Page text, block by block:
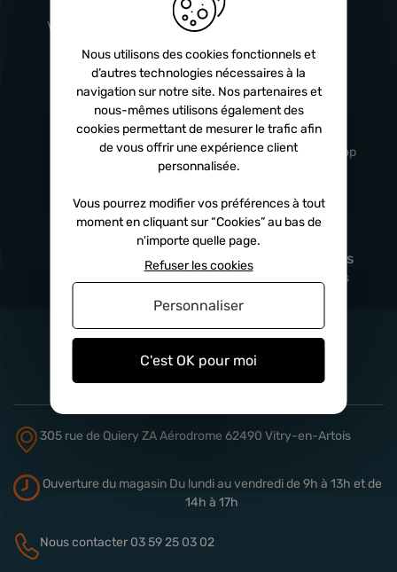
Vitry-En-Artois (62)
Livraison
rapide
Sous 24h à 48h
Service client
professionnel
De 8h à 17h Non-stop
Paiement en
x3 fois
Sécurisé, sans frais
305 rue de Quiery ZA Aérodrome 62490 Vitry-en-Artois
Ouverture du magasinDu lundi au vendredi de 9h à 13h et de
14h à 17h
Nous contacter 03 59 25 03 02
Nous utilisons des cookies fonctionnels et
d’autres technologies nécessaires à la
navigation sur notre site. Nos partenaires et
nous-mêmes utilisons également des
cookies permettant de mesurer le trafic afin
de vous offrir une expérience client
personnalisée.
Vous pourrez modifier vos préférences à tout
moment en cliquant sur “Cookies” au bas de
n'importe quelle page.
C'est OK pour moi
Refuser les cookies
Personnaliser